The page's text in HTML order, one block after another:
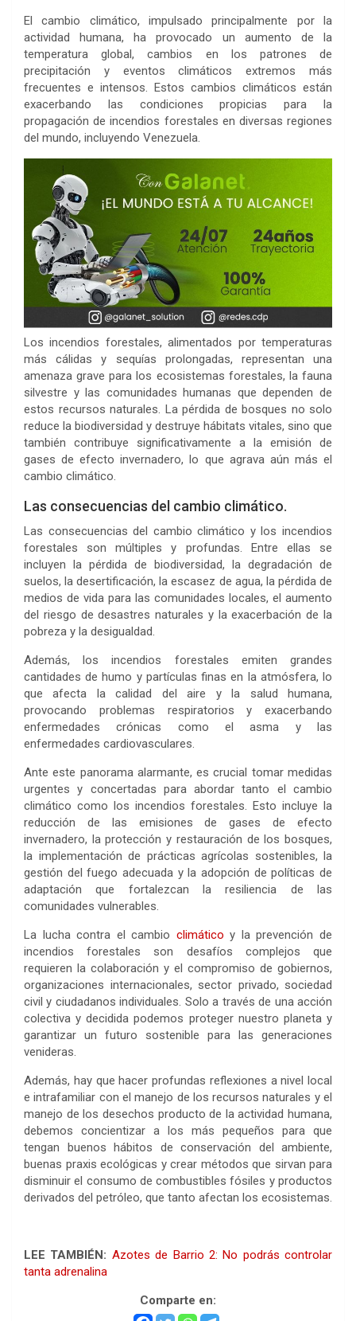
El cambio climático, impulsado principalmente por la
actividad humana, ha provocado un aumento de la
temperatura global, cambios en los patrones de
precipitación y eventos climáticos extremos más
frecuentes e intensos. Estos cambios climáticos están
exacerbando las condiciones propicias para la
propagación de incendios forestales en diversas regiones
del mundo, incluyendo Venezuela.
Los incendios forestales, alimentados por temperaturas
más cálidas y sequías prolongadas, representan una
amenaza grave para los ecosistemas forestales, la fauna
silvestre y las comunidades humanas que dependen de
estos recursos naturales. La pérdida de bosques no solo
reduce la biodiversidad y destruye hábitats vitales, sino que
también contribuye significativamente a la emisión de
gases de efecto invernadero, lo que agrava aún más el
cambio climático.
Las consecuencias del cambio climático.
Las consecuencias del cambio climático y los incendios
forestales son múltiples y profundas. Entre ellas se
incluyen la pérdida de biodiversidad, la degradación de
suelos, la desertificación, la escasez de agua, la pérdida de
medios de vida para las comunidades locales, el aumento
del riesgo de desastres naturales y la exacerbación de la
pobreza y la desigualdad.
Además, los incendios forestales emiten grandes
cantidades de humo y partículas finas en la atmósfera, lo
que afecta la calidad del aire y la salud humana,
provocando problemas respiratorios y exacerbando
enfermedades crónicas como el asma y las
enfermedades cardiovasculares.
Ante este panorama alarmante, es crucial tomar medidas
urgentes y concertadas para abordar tanto el cambio
climático como los incendios forestales. Esto incluye la
reducción de las emisiones de gases de efecto
invernadero, la protección y restauración de los bosques,
la implementación de prácticas agrícolas sostenibles, la
gestión del fuego adecuada y la adopción de políticas de
adaptación que fortalezcan la resiliencia de las
comunidades vulnerables.
La lucha contra el cambio climático y la prevención de
incendios forestales son desafíos complejos que
requieren la colaboración y el compromiso de gobiernos,
organizaciones internacionales, sector privado, sociedad
civil y ciudadanos individuales. Solo a través de una acción
colectiva y decidida podemos proteger nuestro planeta y
garantizar un futuro sostenible para las generaciones
venideras.
Además, hay que hacer profundas reflexiones a nivel local
e intrafamiliar con el manejo de los recursos naturales y el
manejo de los desechos producto de la actividad humana,
debemos concientizar a los más pequeños para que
tengan buenos hábitos de conservación del ambiente,
buenas praxis ecológicas y crear métodos que sirvan para
disminuir el consumo de combustibles fósiles y productos
derivados del petróleo, que tanto afectan los ecosistemas.
LEE TAMBIÉN: Azotes de Barrio 2: No podrás controlar
tanta adrenalina
Comparte en: